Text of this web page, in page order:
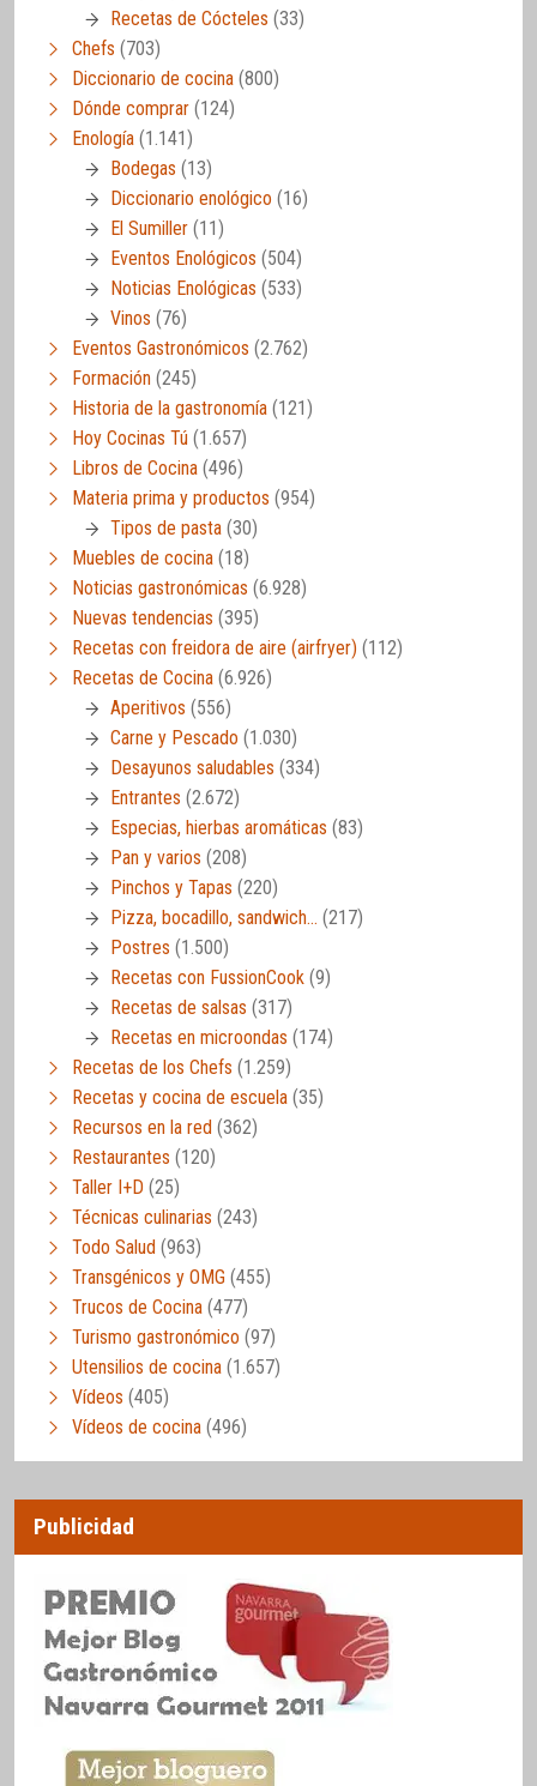
Recetas de Cócteles (33)
Chefs (703)
Diccionario de cocina (800)
Dónde comprar (124)
Enología (1.141)
Bodegas (13)
Diccionario enológico (16)
El Sumiller (11)
Eventos Enológicos (504)
Noticias Enológicas (533)
Vinos (76)
Eventos Gastronómicos (2.762)
Formación (245)
Historia de la gastronomía (121)
Hoy Cocinas Tú (1.657)
Libros de Cocina (496)
Materia prima y productos (954)
Tipos de pasta (30)
Muebles de cocina (18)
Noticias gastronómicas (6.928)
Nuevas tendencias (395)
Recetas con freidora de aire (airfryer) (112)
Recetas de Cocina (6.926)
Aperitivos (556)
Carne y Pescado (1.030)
Desayunos saludables (334)
Entrantes (2.672)
Especias, hierbas aromáticas (83)
Pan y varios (208)
Pinchos y Tapas (220)
Pizza, bocadillo, sandwich… (217)
Postres (1.500)
Recetas con FussionCook (9)
Recetas de salsas (317)
Recetas en microondas (174)
Recetas de los Chefs (1.259)
Recetas y cocina de escuela (35)
Recursos en la red (362)
Restaurantes (120)
Taller I+D (25)
Técnicas culinarias (243)
Todo Salud (963)
Transgénicos y OMG (455)
Trucos de Cocina (477)
Turismo gastronómico (97)
Utensilios de cocina (1.657)
Vídeos (405)
Vídeos de cocina (496)
Publicidad